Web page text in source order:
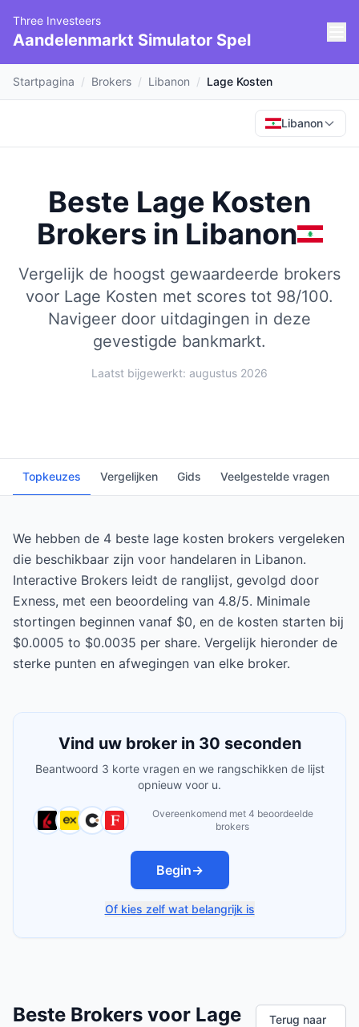
Three Investeers
Aandelenmarkt Simulator Spel
Startpagina / Brokers / Libanon / Lage Kosten
Libanon
Beste Lage Kosten
Brokers in Libanon
Vergelijk de hoogst gewaardeerde brokers
voor Lage Kosten met scores tot 98/100.
Navigeer door uitdagingen in deze
gevestigde bankmarkt.
Laatst bijgewerkt: augustus 2026
Topkeuzes Vergelijken Gids Veelgestelde vragen
We hebben de 4 beste lage kosten brokers vergeleken
die beschikbaar zijn voor handelaren in Libanon.
Interactive Brokers leidt de ranglijst, gevolgd door
Exness, met een beoordeling van 4.8/5. Minimale
stortingen beginnen vanaf $0, en de kosten starten bij
$0.0005 to $0.0035 per share. Vergelijk hieronder de
sterke punten en afwegingen van elke broker.
Vind uw broker in 30 seconden
Beantwoord 3 korte vragen en we rangschikken de lijst
opnieuw voor u.
Overeenkomend met 4 beoordeelde
brokers
Begin→
Of kies zelf wat belangrijk is
Beste Brokers voor Lage
Terug naar